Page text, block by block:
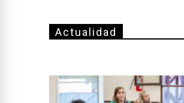
Actualidad